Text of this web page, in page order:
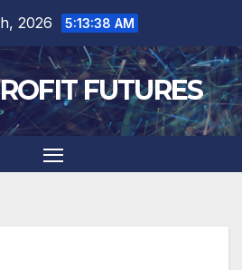
2026 5:13:39 AM
FUTURES